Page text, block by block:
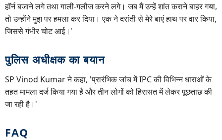
हॉर्न बजाने लगे तथा गाली-गलौज करने लगे। जब मैं उन्हें शांत कराने बाहर गया,
तो उन्होंने मुझ पर हमला कर दिया। एक ने दरांती से मेरे बाएं हाथ पर वार किया,
जिससे गंभीर चोट आई।'
पुलिस अधीक्षक का बयान
SP Vinod Kumar ने कहा, 'प्रारंभिक जांच में IPC की विभिन्न धाराओं के
तहत मामला दर्ज किया गया है और तीन लोगों को हिरासत में लेकर पूछताछ की
जा रही है।'
FAQ